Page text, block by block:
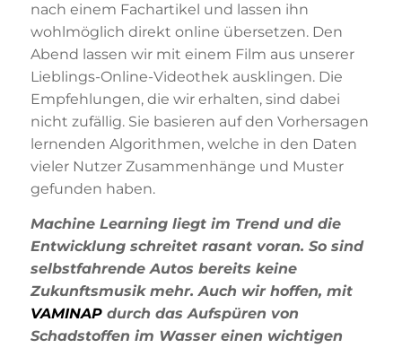
nach einem Fachartikel und lassen ihn
wohlmöglich direkt online übersetzen. Den
Abend lassen wir mit einem Film aus unserer
Lieblings-Online-Videothek ausklingen. Die
Empfehlungen, die wir erhalten, sind dabei
nicht zufällig. Sie basieren auf den Vorhersagen
lernenden Algorithmen, welche in den Daten
vieler Nutzer Zusammenhänge und Muster
gefunden haben.
Machine Learning liegt im Trend und die
Entwicklung schreitet rasant voran. So sind
selbstfahrende Autos bereits keine
Zukunftsmusik mehr. Auch wir hoffen, mit
VAMINAPdurch das Aufspüren von
Schadstoffen im Wasser einen wichtigen